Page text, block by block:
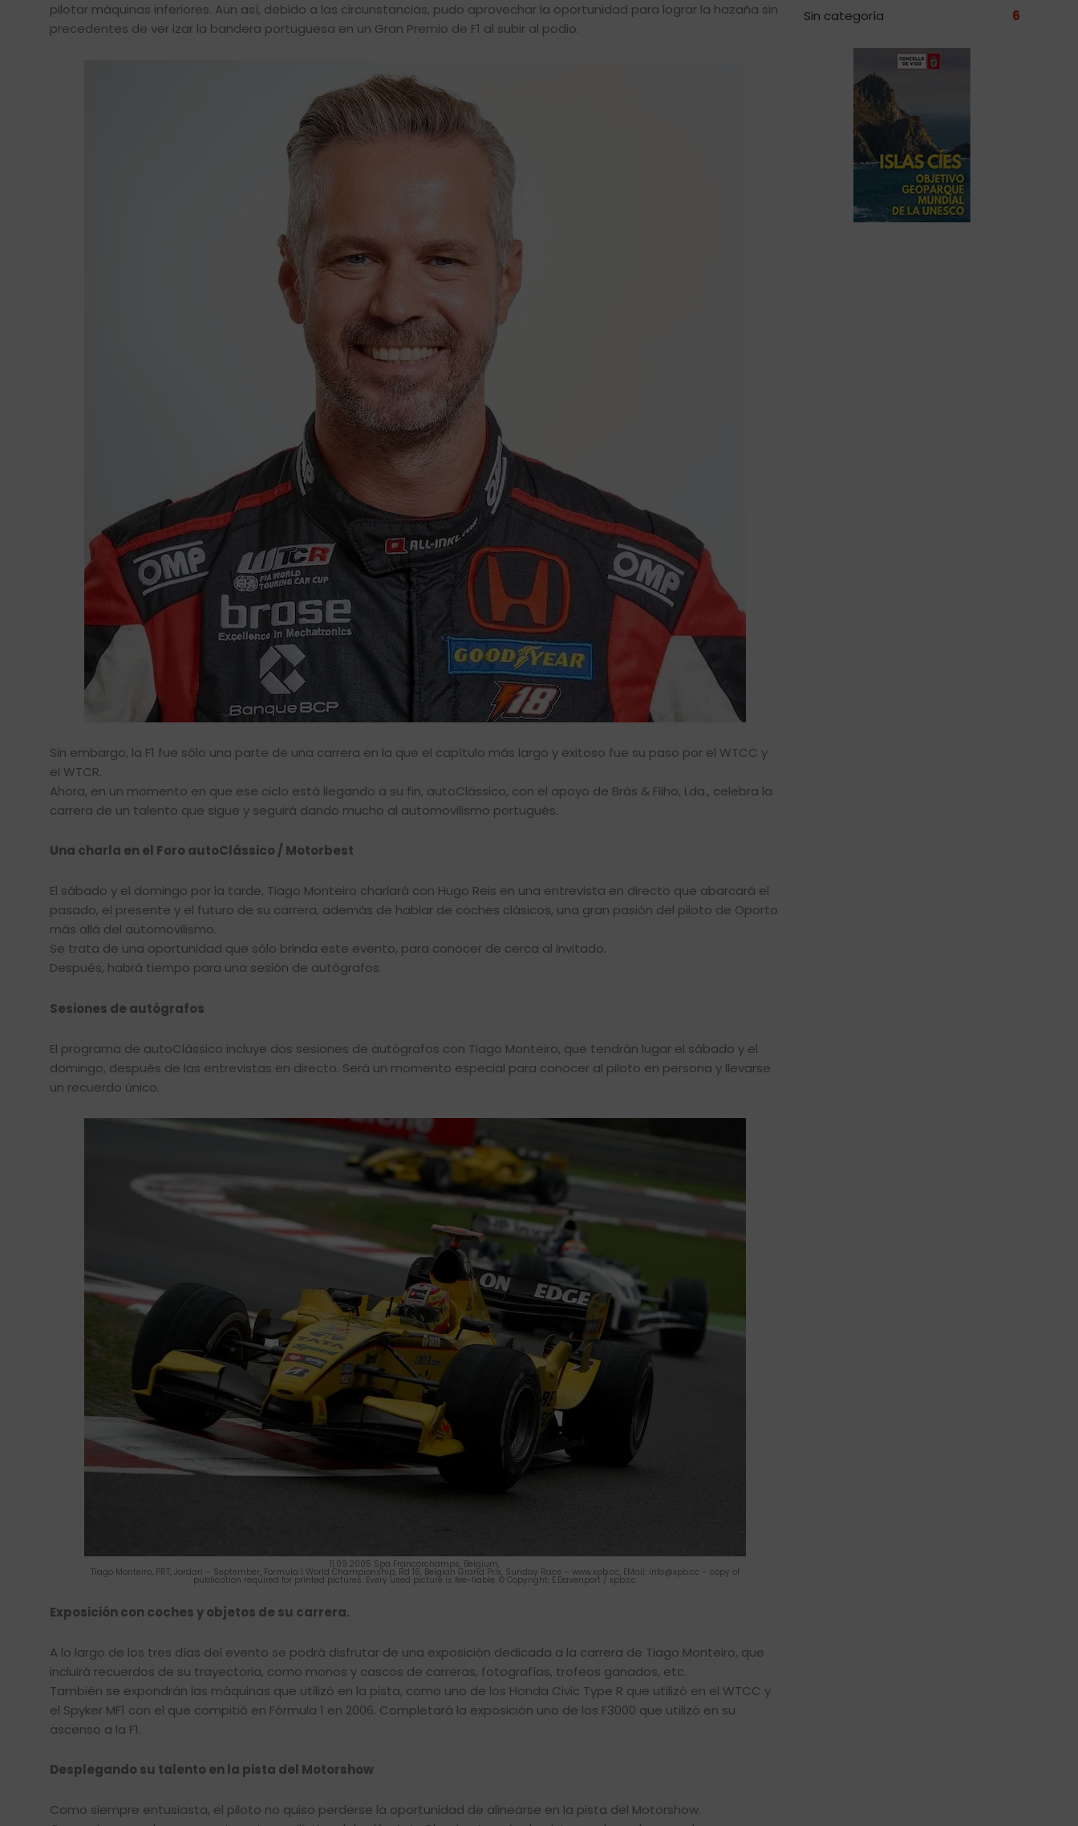
pilotar máquinas inferiores. Aun así, debido a las circunstancias, pudo aprovechar la oportunidad para lograr la hazaña sin
precedentes de ver izar la bandera portuguesa en un Gran Premio de F1 al subir al podio.
Sin embargo, la F1 fue sólo una parte de una carrera en la que el capítulo más largo y exitoso fue su paso por el WTCC y
el WTCR.
Ahora, en un momento en que ese ciclo está llegando a su fin, autoClássico, con el apoyo de Brás & Filho, Lda., celebra la
carrera de un talento que sigue y seguirá dando mucho al automovilismo portugués.
Una charla en el Foro autoClássico / Motorbest
El sábado y el domingo por la tarde, Tiago Monteiro charlará con Hugo Reis en una entrevista en directo que abarcará el
pasado, el presente y el futuro de su carrera, además de hablar de coches clásicos, una gran pasión del piloto de Oporto
más allá del automovilismo.
Se trata de una oportunidad que sólo brinda este evento, para conocer de cerca al invitado.
Después, habrá tiempo para una sesión de autógrafos.
Sesiones de autógrafos
El programa de autoClássico incluye dos sesiones de autógrafos con Tiago Monteiro, que tendrán lugar el sábado y el
domingo, después de las entrevistas en directo. Será un momento especial para conocer al piloto en persona y llevarse
un recuerdo único.
11.09.2005 Spa Francorchamps, Belgium,
Tiago Monteiro, PRT, Jordan – September, Formula 1 World Championship, Rd 16, Belgian Grand Prix, Sunday Race – www.xpb.cc, EMail: info@xpb.cc – copy of
publication required for printed pictures. Every used picture is fee-liable. © Copyright: E.Davenport / xpb.cc
Exposición con coches y objetos de su carrera.
A lo largo de los tres días del evento se podrá disfrutar de una exposición dedicada a la carrera de Tiago Monteiro, que
incluirá recuerdos de su trayectoria, como monos y cascos de carreras, fotografías, trofeos ganados, etc.
También se expondrán las máquinas que utilizó en la pista, como uno de los Honda Civic Type R que utilizó en el WTCC y
el Spyker MF1 con el que compitió en Fórmula 1 en 2006. Completará la exposición uno de los F3000 que utilizó en su
ascenso a la F1.
Desplegando su talento en la pista del Motorshow
Como siempre entusiasta, el piloto no quiso perderse la oportunidad de alinearse en la pista del Motorshow.
Sin categoría
6